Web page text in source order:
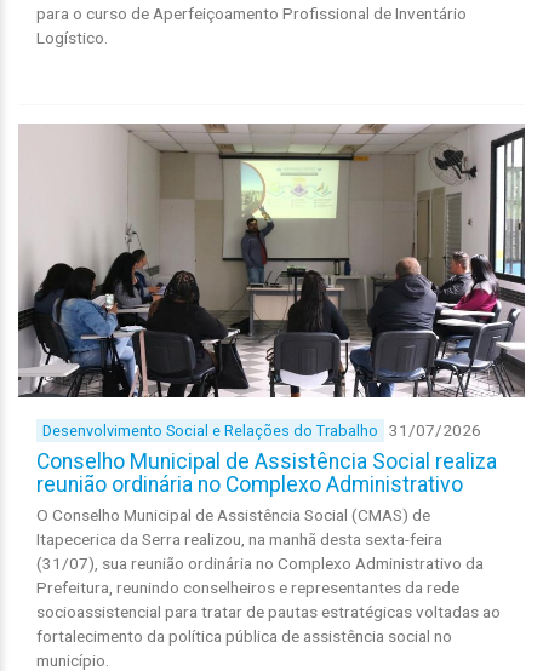
para o curso de Aperfeiçoamento Profissional de Inventário
Logístico.
Desenvolvimento Social e Relações do Trabalho 31/07/2026
Conselho Municipal de Assistência Social realiza
reunião ordinária no Complexo Administrativo
O Conselho Municipal de Assistência Social (CMAS) de
Itapecerica da Serra realizou, na manhã desta sexta-feira
(31/07), sua reunião ordinária no Complexo Administrativo da
Prefeitura, reunindo conselheiros e representantes da rede
socioassistencial para tratar de pautas estratégicas voltadas ao
fortalecimento da política pública de assistência social no
município.